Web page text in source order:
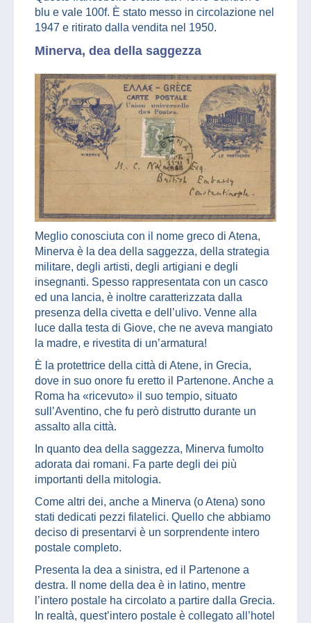
blu e vale 100f. È stato messo in circolazione nel
1947 e ritirato dalla vendita nel 1950.
Minerva, dea della saggezza
Meglio conosciuta con il nome greco di Atena,
Minerva è la dea della saggezza, della strategia
militare, degli artisti, degli artigiani e degli
insegnanti. Spesso rappresentata con un casco
ed una lancia, è inoltre caratterizzata dalla
presenza della civetta e dell’ulivo. Venne alla
luce dalla testa di Giove, che ne aveva mangiato
la madre, e rivestita di un’armatura!
È la protettrice della città di Atene, in Grecia,
dove in suo onore fu eretto il Partenone. Anche a
Roma ha «ricevuto» il suo tempio, situato
sull’Aventino, che fu però distrutto durante un
assalto alla città.
In quanto dea della saggezza, Minerva fumolto
adorata dai romani. Fa parte degli dei più
importanti della mitologia.
Come altri dei, anche a Minerva (o Atena) sono
stati dedicati pezzi filatelici. Quello che abbiamo
deciso di presentarvi è un sorprendente intero
postale completo.
Presenta la dea a sinistra, ed il Partenone a
destra. Il nome della dea è in latino, mentre
l’intero postale ha circolato a partire dalla Grecia.
In realtà, quest’intero postale è collegato all’hotel